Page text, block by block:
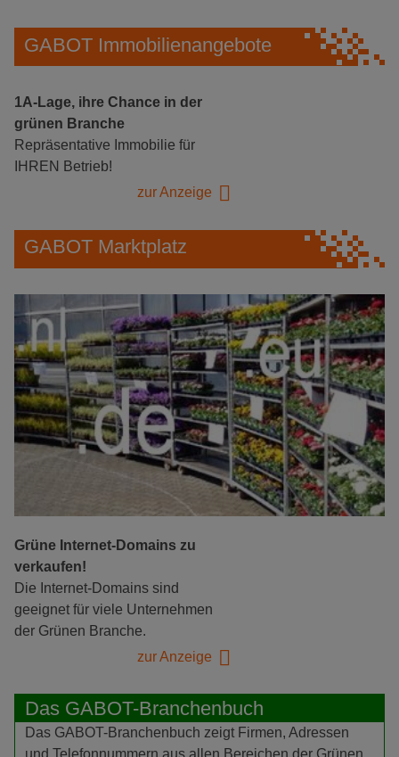
GABOT Immobilienangebote
1A-Lage, ihre Chance in der
grünen Branche
Repräsentative Immobilie für
IHREN Betrieb!
zur Anzeige
GABOT Marktplatz
Grüne Internet-Domains zu
verkaufen!
Die Internet-Domains sind
geeignet für viele Unternehmen
der Grünen Branche.
zur Anzeige
Das GABOT-Branchenbuch
Das GABOT-Branchenbuch zeigt Firmen, Adressen